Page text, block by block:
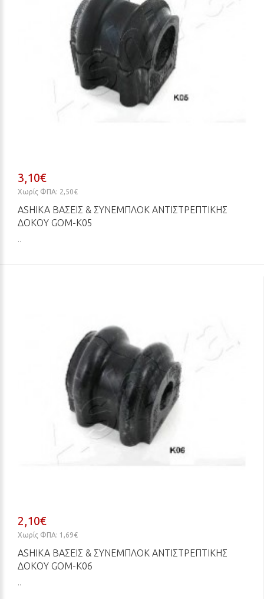
3,10€
Χωρίς ΦΠΑ: 2,50€
ASHIKA ΒΆΣΕΙΣ & ΣΥΝΕΜΠΛΌΚ ΑΝΤΙΣΤΡΕΠΤΙΚΉΣ
ΔΟΚΟΎ GOM-K05
..
2,10€
Χωρίς ΦΠΑ: 1,69€
ASHIKA ΒΆΣΕΙΣ & ΣΥΝΕΜΠΛΌΚ ΑΝΤΙΣΤΡΕΠΤΙΚΉΣ
ΔΟΚΟΎ GOM-K06
..